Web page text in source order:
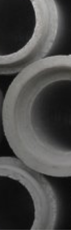
werden in der
USA
Die
auf Grundlage
Analyse des
Webangebot
Wir haben auf
von Google
Europäischen
des
gekürzt. Nur in
Adresse an
übertragen
dieser
benutzen, um
Betreff*
Nachricht
Diese Webseite ist